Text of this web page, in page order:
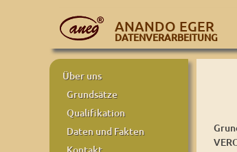
ANANDO EGER
DATENVERARBEITUNG
Über uns
Grundsätze
Qualifikation
Daten und Fakten